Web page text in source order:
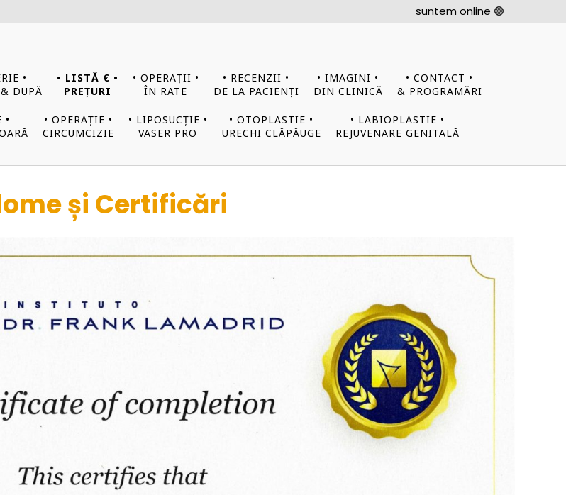
suntem online 🟢
•
DUPĂ
• LISTĂ € •
PREȚURI
• OPERAȚII •
ÎN RATE
• RECENZII •
DE LA PACIENȚI
• IMAGINI •
DIN CLINICĂ
• CONTACT •
& PROGRAMĂRI
•
• OPERAȚIE •
CIRCUMCIZIE
• LIPOSUCȚIE •
VASER PRO
• OTOPLASTIE •
URECHI CLĂPĂUGE
• LABIOPLASTIE •
REJUVENARE GENITALĂ
și Certificări